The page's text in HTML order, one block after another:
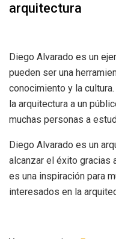
arquitectura
Diego Alvarado es un
pueden ser una
conocimiento y la
la arquitectura a un
muchas personas a
Diego Alvarado es un
alcanzar el éxito gracias
es una inspiración para
interesados en la